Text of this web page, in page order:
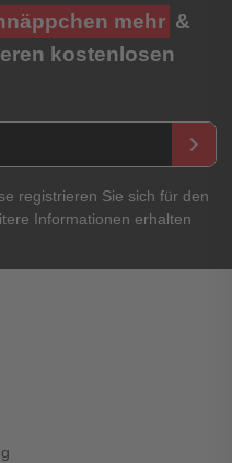
mehr &
kostenlosen
keyboard_arrow_right
registrieren Sie sich für den
Informationen erhalten